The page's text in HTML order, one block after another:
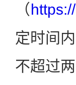
（
定时间
不超过